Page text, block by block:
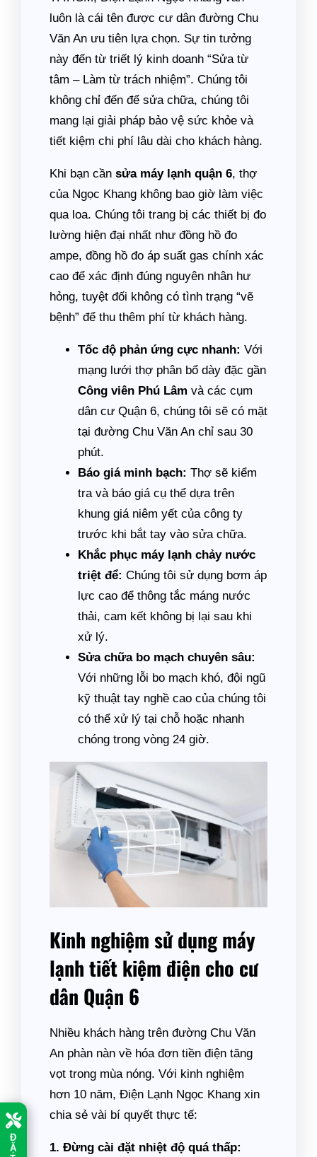
Đ
Ặ
luôn là cái tên được cư dân đường Chu
Văn An ưu tiên lựa chọn. Sự tin tưởng
này đến từ triết lý kinh doanh “Sửa từ
tâm – Làm từ trách nhiệm”. Chúng tôi
không chỉ đến để sửa chữa, chúng tôi
mang lại giải pháp bảo vệ sức khỏe và
tiết kiệm chi phí lâu dài cho khách hàng.
Khi bạn cần sửa máy lạnh quận 6, thợ
của Ngọc Khang không bao giờ làm việc
qua loa. Chúng tôi trang bị các thiết bị đo
lường hiện đại nhất như đồng hồ đo
ampe, đồng hồ đo áp suất gas chính xác
cao để xác định đúng nguyên nhân hư
hỏng, tuyệt đối không có tình trạng “vẽ
bệnh” để thu thêm phí từ khách hàng.
Tốc độ phản ứng cực nhanh: Với
mạng lưới thợ phân bổ dày đặc gần
Công viên Phú Lâm và các cụm
dân cư Quận 6, chúng tôi sẽ có mặt
tại đường Chu Văn An chỉ sau 30
phút.
Báo giá minh bạch: Thợ sẽ kiểm
tra và báo giá cụ thể dựa trên
khung giá niêm yết của công ty
trước khi bắt tay vào sửa chữa.
Khắc phục máy lạnh chảy nước
triệt để: Chúng tôi sử dụng bơm áp
lực cao để thông tắc máng nước
thải, cam kết không bị lại sau khi
xử lý.
Sửa chữa bo mạch chuyên sâu:
Với những lỗi bo mạch khó, đội ngũ
kỹ thuật tay nghề cao của chúng tôi
có thể xử lý tại chỗ hoặc nhanh
chóng trong vòng 24 giờ.
Kinh nghiệm sử dụng máy
lạnh tiết kiệm điện cho cư
dân Quận 6
Nhiều khách hàng trên đường Chu Văn
An phàn nàn về hóa đơn tiền điện tăng
vọt trong mùa nóng. Với kinh nghiệm
hơn 10 năm, Điện Lạnh Ngọc Khang xin
chia sẻ vài bí quyết thực tế:
1. Đừng cài đặt nhiệt độ quá thấp: